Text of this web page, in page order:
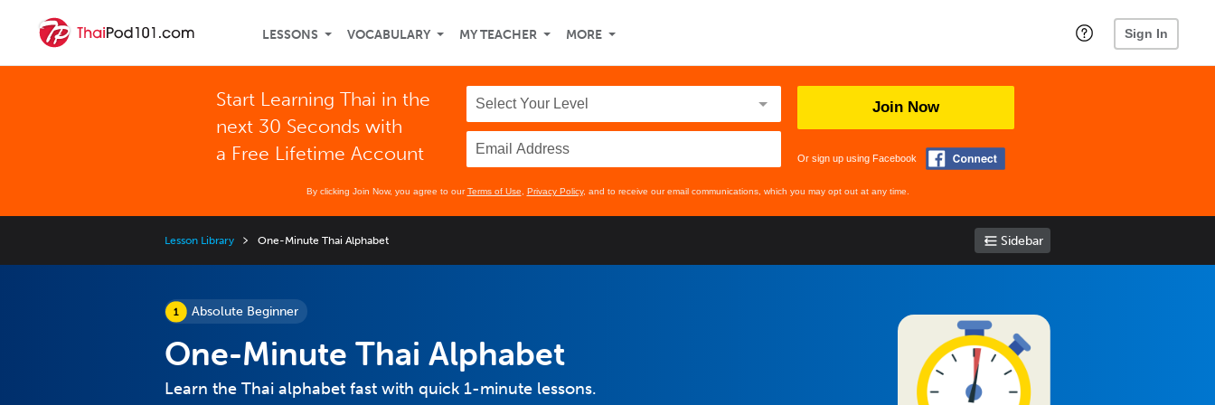
LESSONS VOCABULARY MY TEACHER MORE Sign In
Start Learning Thai in the
next 30 Seconds with
a Free Lifetime Account
Join Now
Or sign up using Facebook
By clicking Join Now, you agree to ourTerms of Use Privacy Policy, and to receive our email communications, which you may opt out at any time.
Lesson Library One-Minute Thai Alphabet Sidebar
Absolute Beginner
One-Minute Thai Alphabet
Learn the Thai alphabet fast with quick 1-minute lessons.